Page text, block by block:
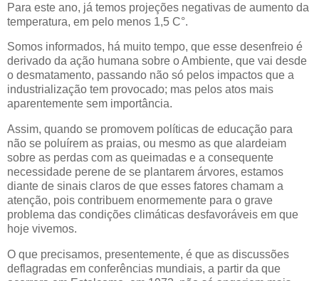
Para este ano, já temos projeções negativas de aumento da
temperatura, em pelo menos 1,5 C°.
Somos informados, há muito tempo, que esse desenfreio é
derivado da ação humana sobre o Ambiente, que vai desde
o desmatamento, passando não só pelos impactos que a
industrialização tem provocado; mas pelos atos mais
aparentemente sem importância.
Assim, quando se promovem políticas de educação para
não se poluírem as praias, ou mesmo as que alardeiam
sobre as perdas com as queimadas e a consequente
necessidade perene de se plantarem árvores, estamos
diante de sinais claros de que esses fatores chamam a
atenção, pois contribuem enormemente para o grave
problema das condições climáticas desfavoráveis em que
hoje vivemos.
O que precisamos, presentemente, é que as discussões
deflagradas em conferências mundiais, a partir da que